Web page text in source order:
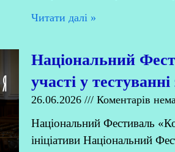
Читати далi »
Національний
участі у
26.06.2026 Коментарів
Національний Фестиваль
ініціативи Національний